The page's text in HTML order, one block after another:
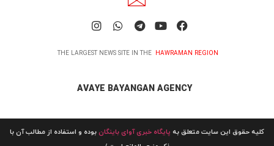
THE LARGEST NEWS SITE IN THE HAWRAMAN REGION
AVAYE BAYANGAN AGENCY
کلیه حقوق این سایت متعلق به پایگاه خبری آوای باینگانبوده و استفاده از مطالب آن با